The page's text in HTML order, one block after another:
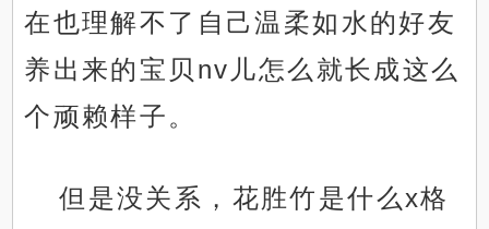
在也理解不了自己温柔如水的好友
养出来的宝贝nv儿怎么就长成这么
个顽赖样子。
但是没关系，花胜竹是什么x格